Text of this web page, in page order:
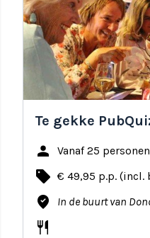
Te gekke
person Vanaf 25 personen
local_offer € 49,95 p.p. (incl.
where_to_vote In de buurt van
restaurant